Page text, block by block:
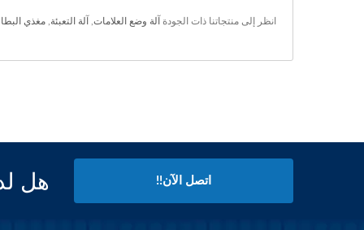
انظر إلى منتجاتنا ذات الجودة آلة وضع العلامات آلة التعبئة مغذي
هل اتصل الآن!!